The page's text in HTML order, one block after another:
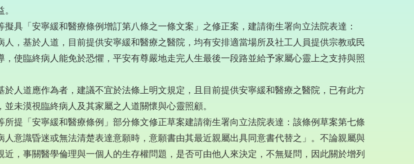
擬具「安寧緩和醫療條例增訂第八條之一條文案」之修正案，建請衛生署向立法院表達：
人，基於人道，目前提供安寧緩和醫療之醫院，均有安排適當場所及社工人員提供宗教或民
，使臨終病人能免於恐懼，平安有尊嚴地走完人生最後一段路並給予家屬心靈上之支持與照
於人道應作為者，建議不宜於法條上明文規定，且目前提供安寧緩和醫療之醫院，已有此方
並未漠視臨終病人及其家屬之人道關懷與心靈照顧。
所提「安寧緩和醫療條例」部分條文修正草案建請衛生署向立法院表達：該條例草案第七條
人意識昏迷或無法清楚表達意願時，意願書由其最近親屬出具同意書代替之」。不論親屬與
近，事關醫學倫理與一個人的生存權問題，是否可由他人來決定，不無疑問，因此關於增列